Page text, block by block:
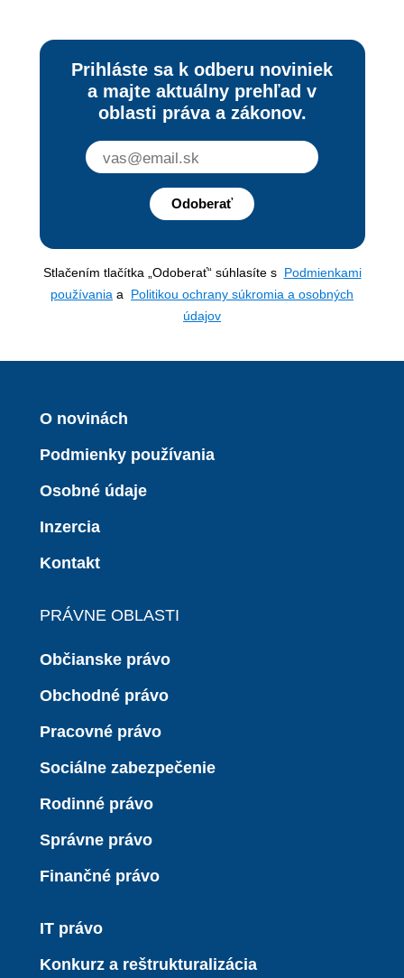
Prihláste sa k odberu noviniek
a majte aktuálny prehľad v
oblasti práva a zákonov.
Odoberať
Stlačením tlačítka „Odoberať“ súhlasíte s Podmienkami
používania a Politikou ochrany súkromia a osobných
údajov
O novinách
Podmienky používania
Osobné údaje
Inzercia
Kontakt
PRÁVNE OBLASTI
Občianske právo
Obchodné právo
Pracovné právo
Sociálne zabezpečenie
Rodinné právo
Správne právo
Finančné právo
IT právo
Konkurz a reštrukturalizácia